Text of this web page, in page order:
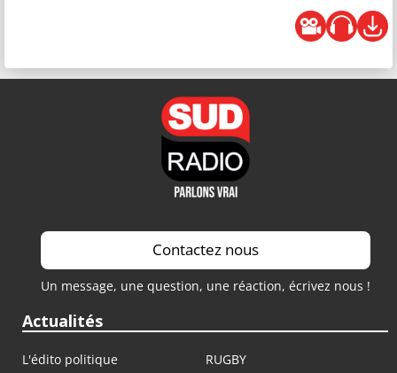
Contactez nous
Un message, une question, une réaction, écrivez nous !
Actualités
L'édito politique
RUGBY